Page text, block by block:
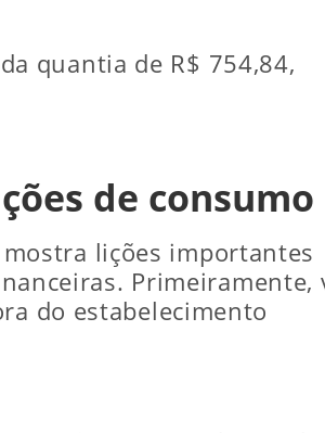
quantia de R$ 754,84,
de consumo
lições importantes
Primeiramente,
do estabelecimento